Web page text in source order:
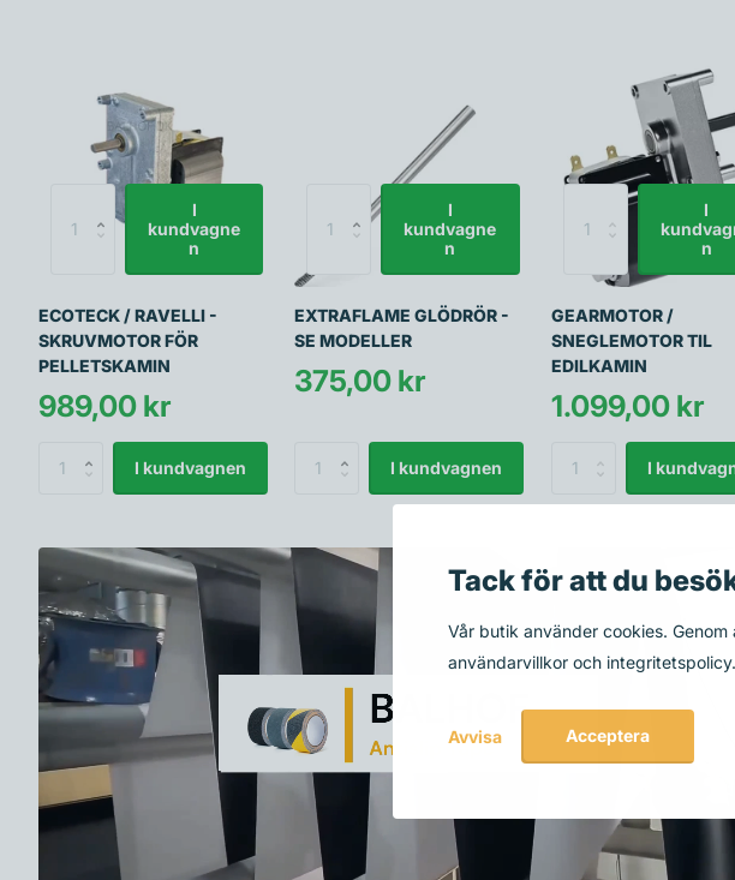
I
kundvagne
n
ECOTECK / RAVELLI -
SKRUVMOTOR FÖR
PELLETSKAMIN
989,00 kr
I kundvagnen
I
kundvagne
n
EXTRAFLAME GLÖDRÖR -
SE MODELLER
375,00 kr
I kundvagnen
I
n
GEARMOTOR /
SNEGLEMOTOR TIL
EDILKAMIN
1.099,00 kr
I
Tack för att du
Vår butik använder cookies.
användarvillkor och integritetspolicy.
Avvisa Acceptera